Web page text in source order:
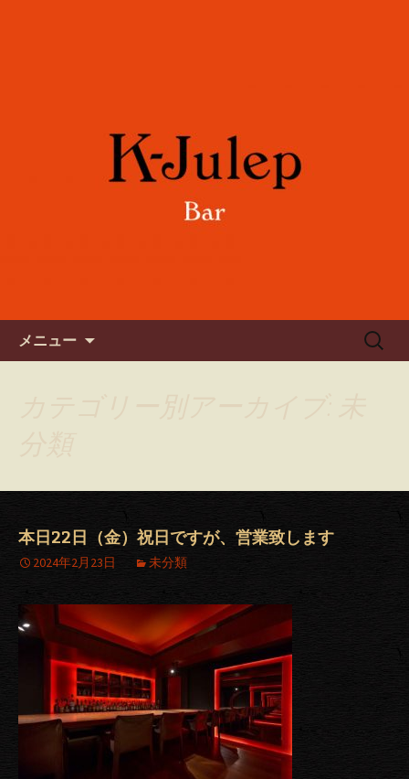
メニュー
検
本日22日（金）祝日ですが、営業致します
2024年2月23日 未分類